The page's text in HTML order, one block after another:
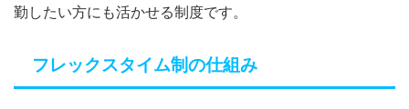
勤したい方にも活かせる制度です。
フレックスタイム制の仕組み